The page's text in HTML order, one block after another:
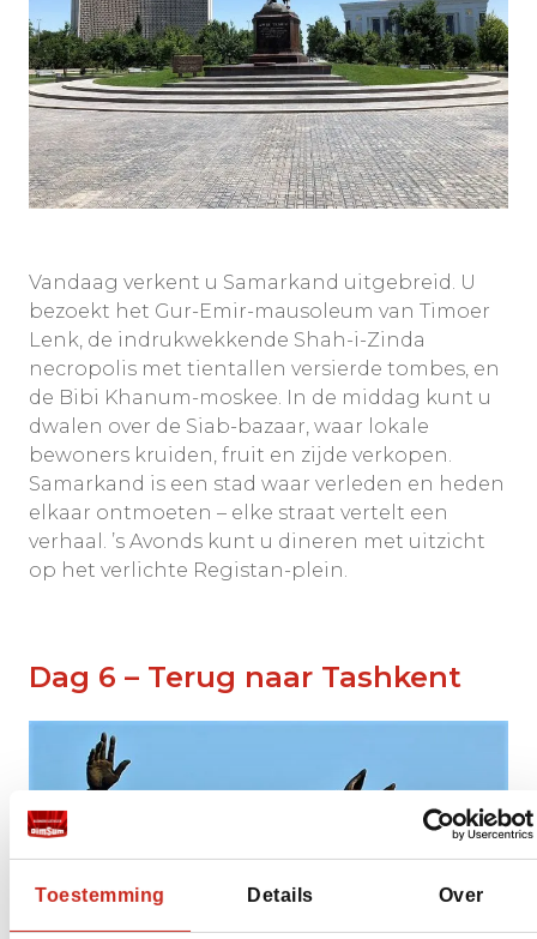
Toestemming Details Over
Vandaag verkent u Samarkand uitgebreid. U
bezoekt het Gur-Emir-mausoleum van Timoer
Lenk, de indrukwekkende Shah-i-Zinda
necropolis met tientallen versierde tombes, en
de Bibi Khanum-moskee. In de middag kunt u
dwalen over de Siab-bazaar, waar lokale
bewoners kruiden, fruit en zijde verkopen.
Samarkand is een stad waar verleden en heden
elkaar ontmoeten – elke straat vertelt een
verhaal. ’s Avonds kunt u dineren met uitzicht
op het verlichte Registan-plein.
Dag 6 – Terug naar Tashkent